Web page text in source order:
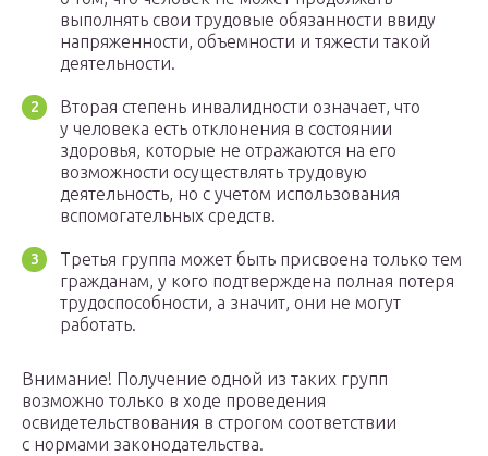
выполнять свои трудовые обязанности ввиду
напряженности, объемности и тяжести такой
деятельности.
Вторая степень инвалидности означает, что
у человека есть отклонения в состоянии
здоровья, которые не отражаются на его
возможности осуществлять трудовую
деятельность, но с учетом использования
вспомогательных средств.
Третья группа может быть присвоена только тем
гражданам, у кого подтверждена полная потеря
трудоспособности, а значит, они не могут
работать.
Внимание! Получение одной из таких групп
возможно только в ходе проведения
освидетельствования в строгом соответствии
с нормами законодательства.